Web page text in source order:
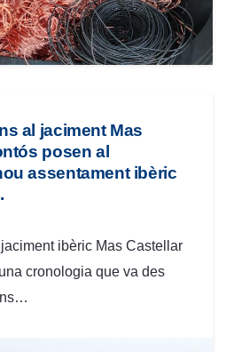
al jaciment Mas
posen al
assentament ibèric
ibèric Mas Castellar
cronologia que va des